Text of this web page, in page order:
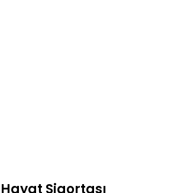
Hayat Sigortası